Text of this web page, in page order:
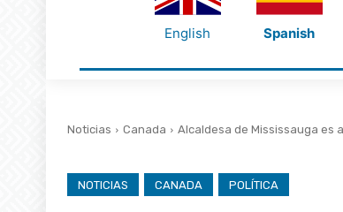
English Spanish
Noticias Canada Alcaldesa de Mississauga es
NOTICIAS CANADA POLÍTICA